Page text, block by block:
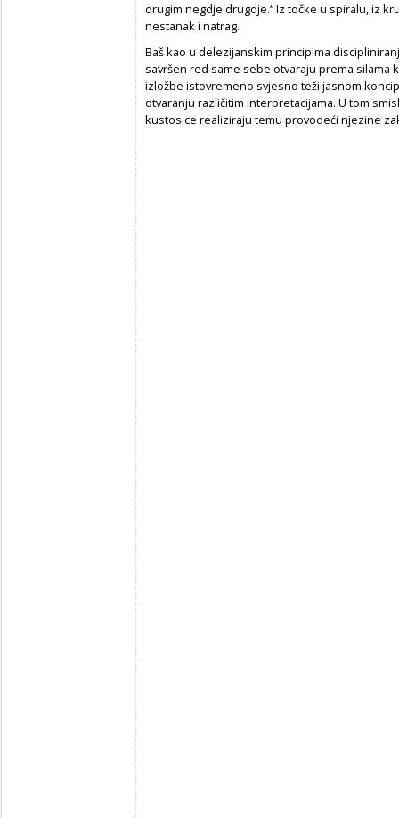
drugim negdje drugdje.“ Iz točke u spiralu, iz
nestanak i natrag.
Baš kao u delezijanskim principima
savršen red same sebe otvaraju prema
izložbe istovremeno svjesno teži jasnom
otvaranju različitim interpretacijama. U tom
kustosice realiziraju temu provodeći njezine